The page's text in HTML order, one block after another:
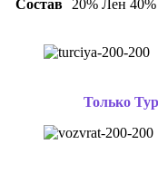
Состав 20% Лен
Только